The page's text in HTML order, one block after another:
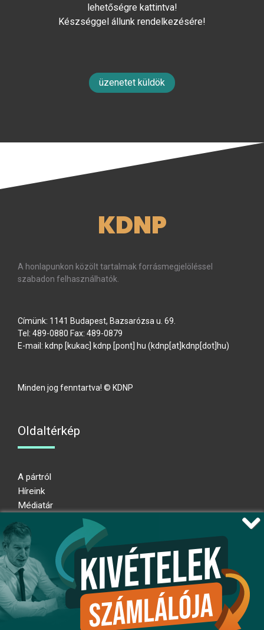
lehetőségre kattintva!
Készséggel állunk rendelkezésére!
üzenetet küldök
KDNP
A honlapunkon közölt tartalmak forrásmegjelöléssel
szabadon felhasználhatók.
Címünk: 1141 Budapest, Bazsarózsa u. 69.
Tel: 489-0880 Fax: 489-0879
E-mail: kdnp [kukac] kdnp [pont] hu (kdnp[at]kdnp[dot]hu)
Minden jog fenntartva! © KDNP
Oldaltérkép
A pártról
Híreink
Médiatár
Adatkezelési nyilatkozat
Átláthatósági nyilatkozat
Ugrás az oldal tetejére
Kövessen minket!